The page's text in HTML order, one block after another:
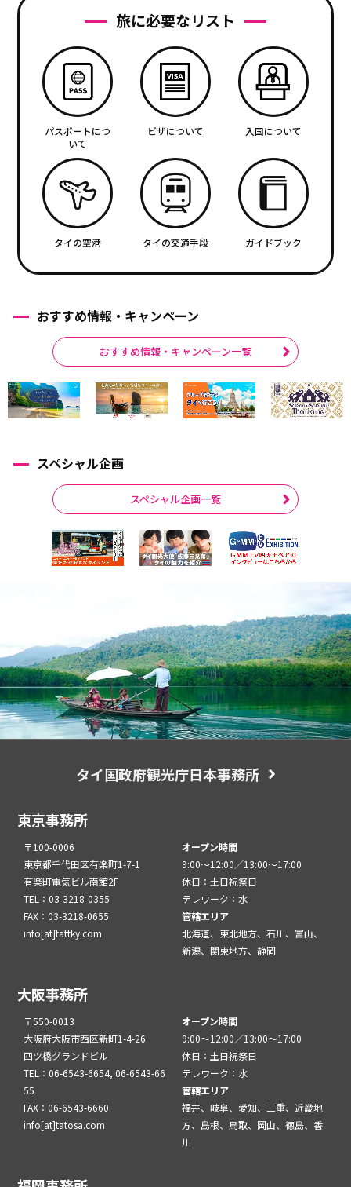
旅に必要なリスト
パスポートにつ
いて
ビザについて 入国について
タイの空港 タイの交通手段 ガイドブック
おすすめ情報・キャンペーン
おすすめ情報・キャンペーン一覧
スペシャル企画
スペシャル企画一覧
タイ国政府観光庁日本事務所
東京事務所
〒100-0006
東京都千代田区有楽町1-7-1
有楽町電気ビル南館2F
TEL：03-3218-0355
FAX：03-3218-0655
info[at]tattky.com
オープン時間
9:00～12:00／13:00～17:00
休日：土日祝祭日
テレワーク：水
管轄エリア
北海道、東北地方、石川、富山、
新潟、関東地方、静岡
大阪事務所
〒550-0013
大阪府大阪市西区新町1-4-26
四ツ橋グランドビル
TEL：06-6543-6654, 06-6543-66
55
FAX：06-6543-6660
info[at]tatosa.com
オープン時間
9:00～12:00／13:00～17:00
休日：土日祝祭日
テレワーク：水
管轄エリア
福井、岐阜、愛知、三重、近畿地
方、島根、鳥取、岡山、徳島、香
川